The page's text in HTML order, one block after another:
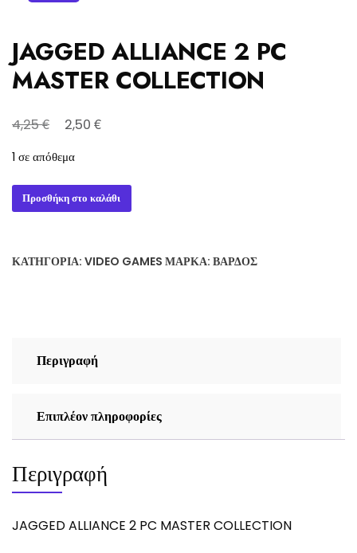
JAGGED ALLIANCE 2 PC
MASTER COLLECTION
4,25€
Original
was:
4,25 €.
2,50 €Η
είναι:
2,50 €.
1 σε απόθεμα
JAGGED
ALLIANCE
MASTER
Προσθήκη στο καλάθι
ΚΑΤΗΓΟΡΊΑ: VIDEO GAMES ΜΆΡΚΑ: ΒΆΡΔΟΣ
Περιγραφή
Επιπλέον πληροφορίες
Περιγραφή
JAGGED ALLIANCE 2 PC MASTER COLLECTION